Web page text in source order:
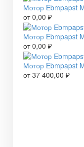
Мотор Ebmpapst
от0,00 ₽
Мотор Ebmpapst
от0,00 ₽
Мотор Ebmpapst
от37 400,00 ₽